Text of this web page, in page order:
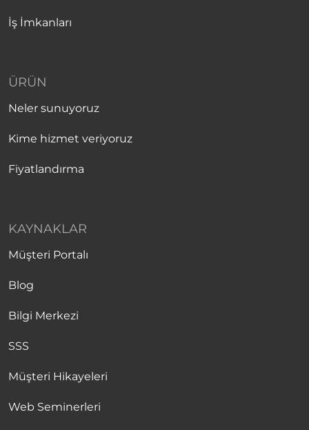
İş İmkanları
ÜRÜN
Neler sunuyoruz
Kime hizmet veriyoruz
Fiyatlandırma
KAYNAKLAR
Müşteri Portalı
Blog
Bilgi Merkezi
SSS
Müşteri Hikayeleri
Web Seminerleri